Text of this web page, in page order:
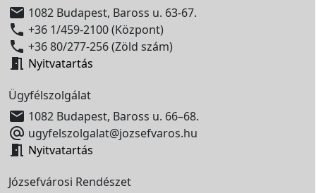
 1082 Budapest, Baross u. 63-67.
 +36 1/459-2100 (Központ)
 +36 80/277-256 (Zöld szám)
 Nyitvatartás
Ügyfélszolgálat
 1082 Budapest, Baross u. 66–68.
 ugyfelszolgalat@jozsefvaros.hu
 Nyitvatartás
Józsefvárosi Rendészet